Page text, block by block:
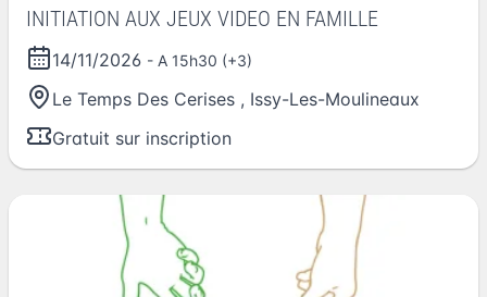
INITIATION AUX JEUX VIDEO EN FAMILLE
14/11/2026 - A 15h30 (+3)
Le Temps Des Cerises , Issy-Les-Moulineaux
Gratuit sur inscription